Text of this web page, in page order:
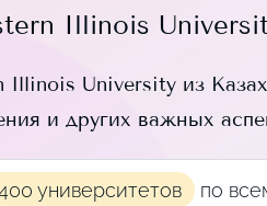
Illinois
Illinois University из
и других важных
университетов по